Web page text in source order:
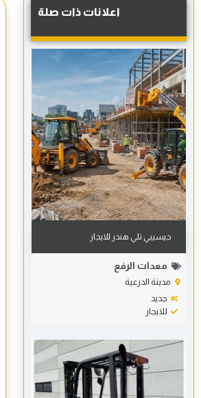
اعلانات ذات صلة
جيسيبي تلي هندر للايجار
معدات الرفع
مدينة الدرعية
جديد
للايجار